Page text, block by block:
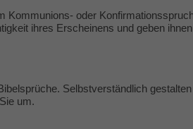
Kommunions- oder
ihres Erscheinens und geben
Selbstverständlich
um.